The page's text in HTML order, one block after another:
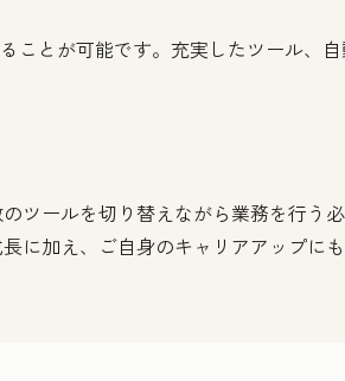
ことが可能です。充実したツール、
ツールを切り替えながら業務を行う
に加え、ご自身のキャリアアップに